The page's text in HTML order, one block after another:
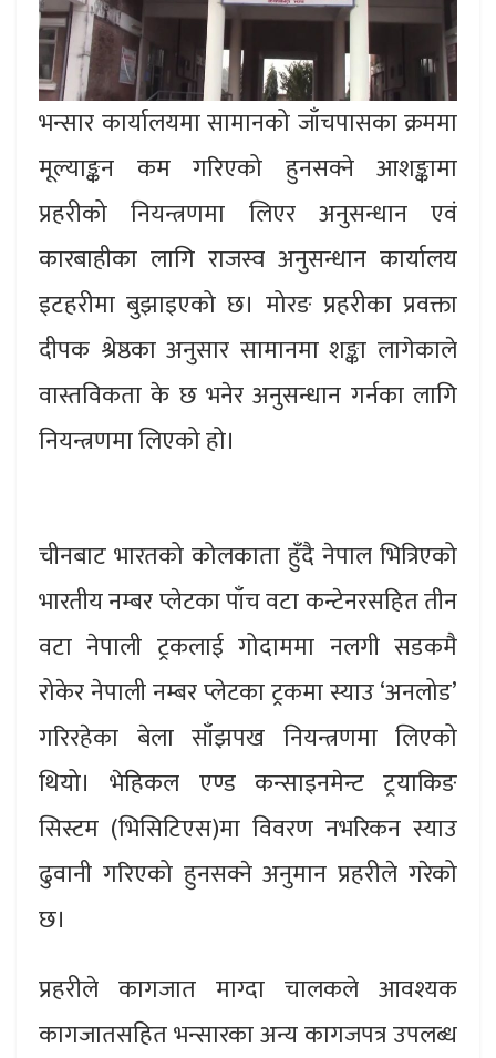
भन्सार कार्यालयमा सामानको जाँचपासका क्रममा
मूल्याङ्कन कम गरिएको हुनसक्ने आशङ्कामा
प्रहरीको नियन्त्रणमा लिएर अनुसन्धान एवं
कारबाहीका लागि राजस्व अनुसन्धान कार्यालय
इटहरीमा बुझाइएको छ। मोरङ प्रहरीका प्रवक्ता
दीपक श्रेष्ठका अनुसार सामानमा शङ्का लागेकाले
वास्तविकता के छ भनेर अनुसन्धान गर्नका लागि
नियन्त्रणमा लिएको हो।
चीनबाट भारतको कोलकाता हुँदै नेपाल भित्रिएको
भारतीय नम्बर प्लेटका पाँच वटा कन्टेनरसहित तीन
वटा नेपाली ट्रकलाई गोदाममा नलगी सडकमै
रोकेर नेपाली नम्बर प्लेटका ट्रकमा स्याउ ‘अनलोड’
गरिरहेका बेला साँझपख नियन्त्रणमा लिएको
थियो। भेहिकल एण्ड कन्साइनमेन्ट ट्रयाकिङ
सिस्टम (भिसिटिएस)मा विवरण नभरिकन स्याउ
ढुवानी गरिएको हुनसक्ने अनुमान प्रहरीले गरेको
छ।
प्रहरीले कागजात माग्दा चालकले आवश्यक
कागजातसहित भन्सारका अन्य कागजपत्र उपलब्ध